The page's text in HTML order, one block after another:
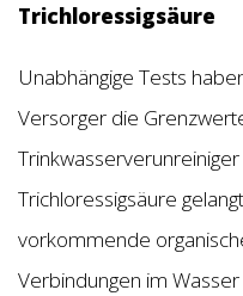
Trichloressigsäure
Unabhängige Tests
Versorger die
Trichloressigsäure
vorkommende
Verbindungen im